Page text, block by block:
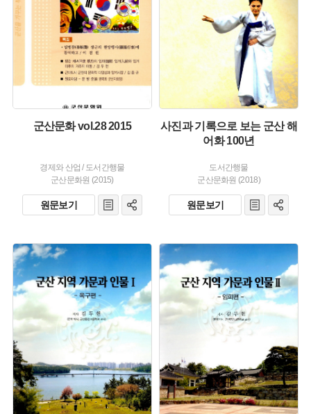
생산 :
군산문화 vol.28 2015
경제와 산업 / 도서간행물
군산문화원 (2015)
원문보기
생산 :
사진과 기록으로 보는 군산 해
어화 100년
도서간행물
군산문화원 (2018)
원문보기
유형 :
발행 :
유형 :
발행 :